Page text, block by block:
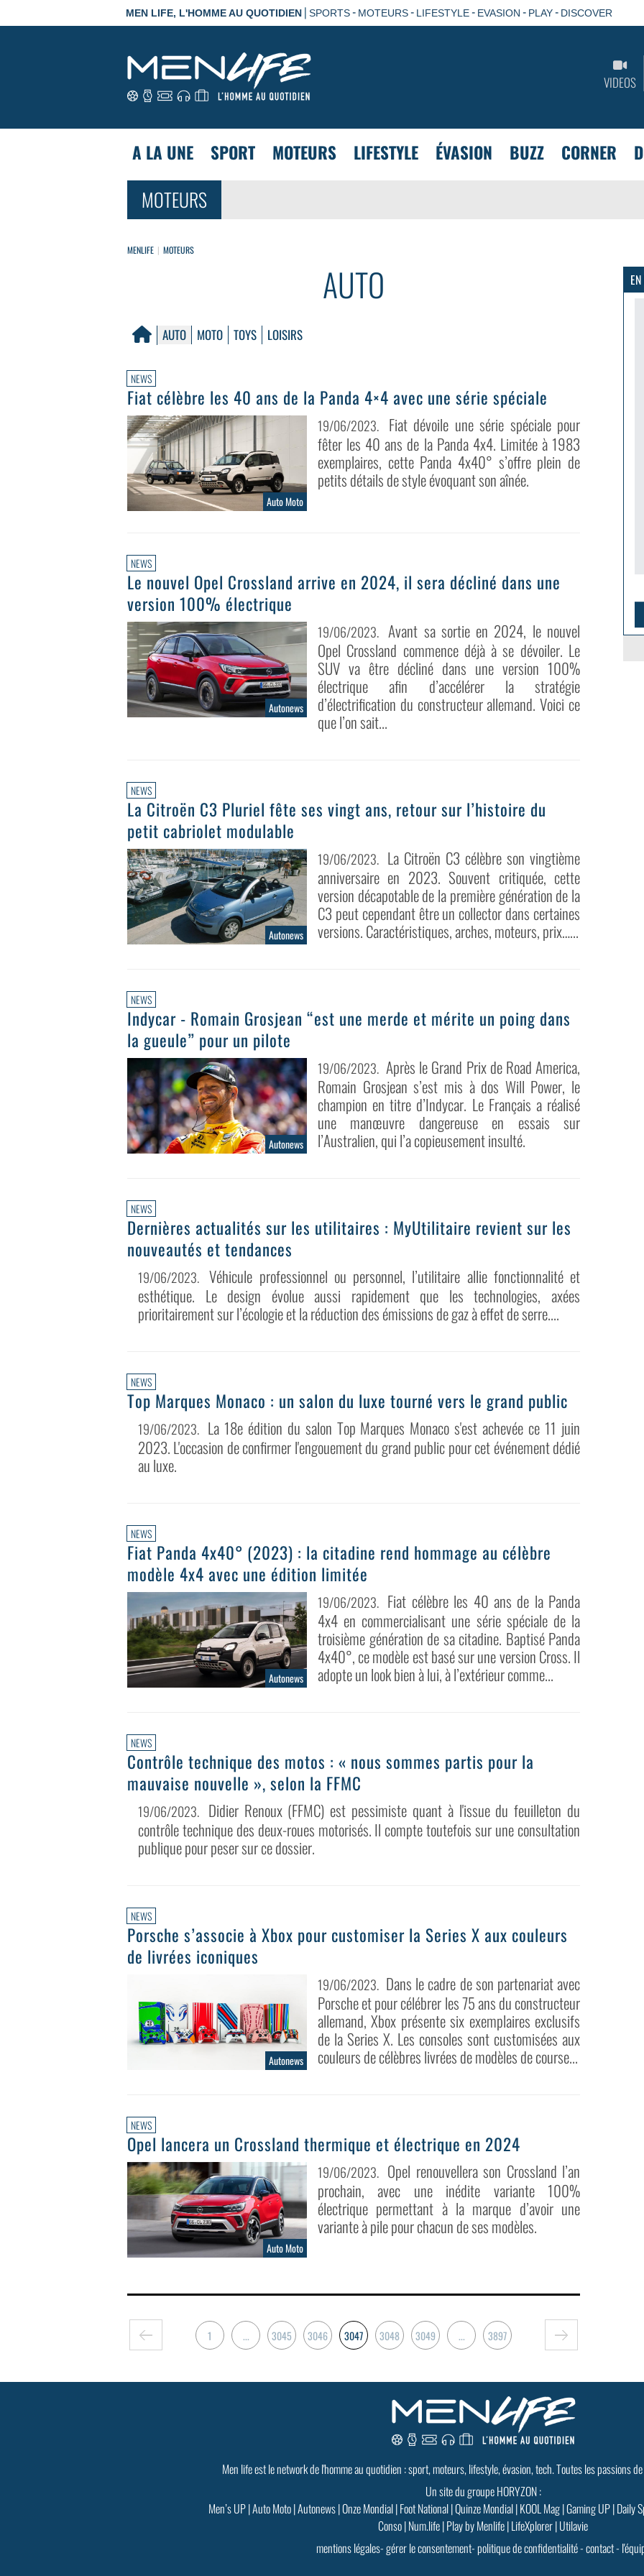
MEN LIFE, L'HOMME AU QUOTIDIEN | SPORTS- MOTEURS- LIFESTYLE- EVASION - PLAY- DISCOVER
VIDEOS
A LA UNE SPORT MOTEURS LIFESTYLE ÉVASION BUZZ CORNER
MOTEURS
MENLIFE MOTEURS
AUTO
AUTO MOTO TOYS LOISIRS
NEWS
Fiat célèbre les 40 ans de la Panda 4×4 avec une série spéciale
Auto Moto
19/06/2023. Fiat dévoile une série spéciale pour
fêter les 40 ans de la Panda 4x4. Limitée à 1983
exemplaires, cette Panda 4x40° s’offre plein de
petits détails de style évoquant son aînée.
NEWS
Le nouvel Opel Crossland arrive en 2024, il sera décliné dans une
version 100% électrique
Autonews
19/06/2023. Avant sa sortie en 2024, le nouvel
Opel Crossland commence déjà à se dévoiler. Le
SUV va être décliné dans une version 100%
électrique afin d’accélérer la stratégie
d’électrification du constructeur allemand. Voici ce
que l’on sait...
NEWS
La Citroën C3 Pluriel fête ses vingt ans, retour sur l’histoire du
petit cabriolet modulable
Autonews
19/06/2023. La Citroën C3 célèbre son vingtième
anniversaire en 2023. Souvent critiquée, cette
version décapotable de la première génération de la
C3 peut cependant être un collector dans certaines
versions. Caractéristiques, arches, moteurs, prix…...
NEWS
Indycar - Romain Grosjean “est une merde et mérite un poing dans
la gueule” pour un pilote
Autonews
19/06/2023. Après le Grand Prix de Road America,
Romain Grosjean s’est mis à dos Will Power, le
champion en titre d’Indycar. Le Français a réalisé
une manœuvre dangereuse en essais sur
l’Australien, qui l’a copieusement insulté.
NEWS
Dernières actualités sur les utilitaires : MyUtilitaire revient sur les
nouveautés et tendances
19/06/2023. Véhicule professionnel ou personnel, l’utilitaire allie fonctionnalité et
esthétique. Le design évolue aussi rapidement que les technologies, axées
prioritairement sur l’écologie et la réduction des émissions de gaz à effet de serre....
NEWS
Top Marques Monaco : un salon du luxe tourné vers le grand public
19/06/2023. La 18e édition du salon Top Marques Monaco s'est achevée ce 11 juin
2023. L'occasion de confirmer l'engouement du grand public pour cet événement dédié
au luxe.
NEWS
Fiat Panda 4x40° (2023) : la citadine rend hommage au célèbre
modèle 4x4 avec une édition limitée
Autonews
19/06/2023. Fiat célèbre les 40 ans de la Panda
4x4 en commercialisant une série spéciale de la
troisième génération de sa citadine. Baptisé Panda
4x40°, ce modèle est basé sur une version Cross. Il
adopte un look bien à lui, à l’extérieur comme...
NEWS
Contrôle technique des motos : « nous sommes partis pour la
mauvaise nouvelle », selon la FFMC
19/06/2023. Didier Renoux (FFMC) est pessimiste quant à l'issue du feuilleton du
contrôle technique des deux-roues motorisés. Il compte toutefois sur une consultation
publique pour peser sur ce dossier.
NEWS
Porsche s’associe à Xbox pour customiser la Series X aux couleurs
de livrées iconiques
Autonews
19/06/2023. Dans le cadre de son partenariat avec
Porsche et pour célébrer les 75 ans du constructeur
allemand, Xbox présente six exemplaires exclusifs
de la Series X. Les consoles sont customisées aux
couleurs de célèbres livrées de modèles de course...
NEWS
Opel lancera un Crossland thermique et électrique en 2024
Auto Moto
19/06/2023. Opel renouvellera son Crossland l’an
prochain, avec une inédite variante 100%
électrique permettant à la marque d’avoir une
variante à pile pour chacun de ses modèles.
1 ... 3045 3046 3047 3048 3049 ... 3897
Men life est le network de l'homme au quotidien : sport, moteurs, lifestyle, évasion, tech. Toutes les passions
Un site du groupe HORYZON :
Men’s UP|Auto Moto|Autonews|Onze Mondial|Foot National|Quinze Mondial|KOOL Mag|Gaming UP|Daily
Conso|Num.life|Play by Menlife|LifeXplorer|Utilavie
mentions légales-gérer le consentement-politique de confidentialité-contact-